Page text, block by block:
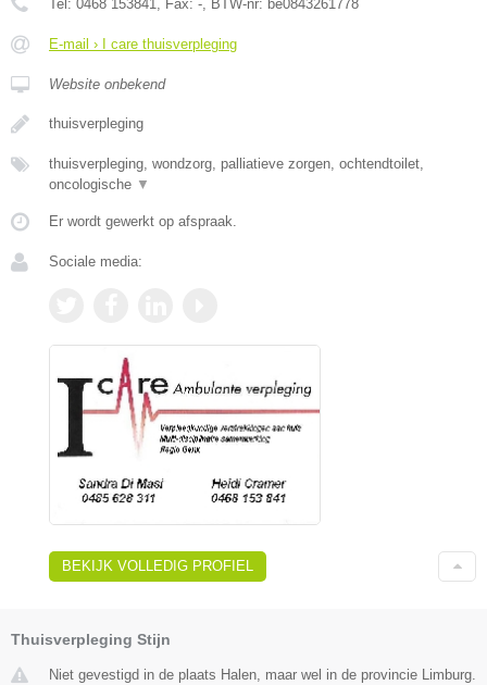
Tel: 0468 153841, Fax: -, BTW-nr: be0843261778
E-mail › I care thuisverpleging
Website onbekend
thuisverpleging
thuisverpleging, wondzorg, palliatieve zorgen, ochtendtoilet,
oncologische ▼
Er wordt gewerkt op afspraak.
Sociale media:
BEKIJK VOLLEDIG PROFIEL
Thuisverpleging Stijn
Niet gevestigd in de plaats Halen, maar wel in de provincie Limburg.